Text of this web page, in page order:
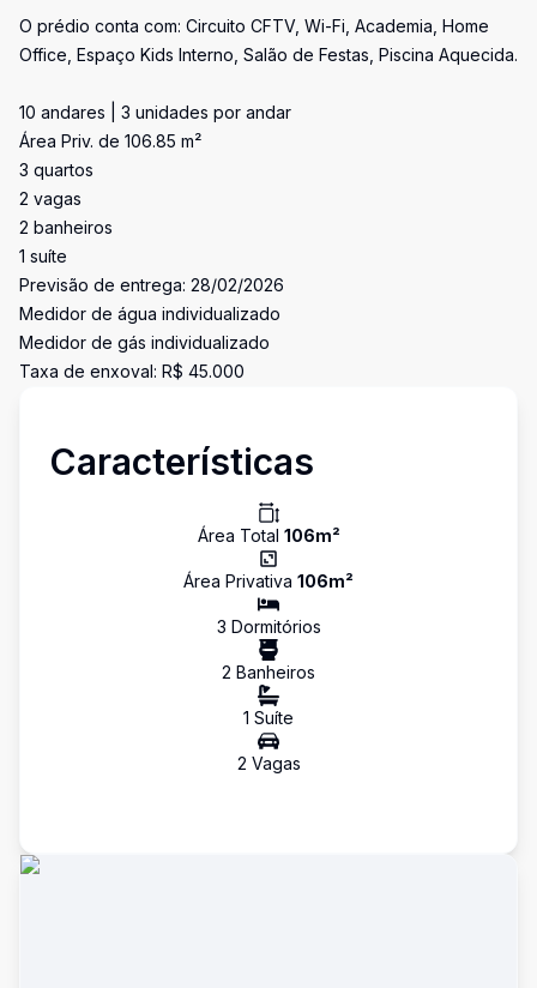
O prédio conta com: Circuito CFTV, Wi-Fi, Academia, Home
Office, Espaço Kids Interno, Salão de Festas, Piscina Aquecida.
10 andares | 3 unidades por andar
Área Priv. de 106.85 m²
3 quartos
2 vagas
2 banheiros
1 suíte
Previsão de entrega: 28/02/2026
Medidor de água individualizado
Medidor de gás individualizado
Taxa de enxoval: R$ 45.000
Características
Área Total 106m²
Área Privativa 106m²
3 Dormitórios
2 Banheiros
1 Suíte
2 Vagas